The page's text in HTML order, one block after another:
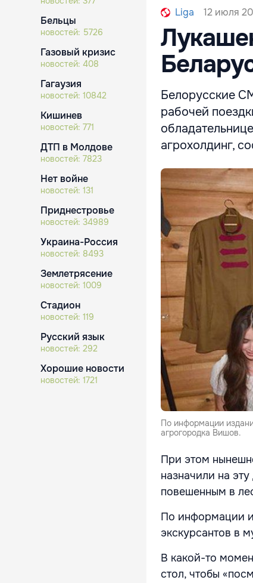
Бельцы
новостей: 5726
Газовый кризис
новостей: 408
Гагаузия
новостей: 10842
Кишинев
новостей: 771
ДТП в Молдове
новостей: 7823
Нет войне
новостей: 131
Приднестровье
новостей: 34989
Украина-Россия
новостей: 8493
Землетрясение
новостей: 1009
Стадион
новостей: 119
Русский язык
новостей: 292
Хорошие новости
новостей: 1721
Liga 12 июля
Белорусские
рабочей
агрохолдинг,
По информации
агрогородка Вишов.
При этом
назначили на
повешенным в
По информации
экскурсантов в
В какой-то
стол, чтобы